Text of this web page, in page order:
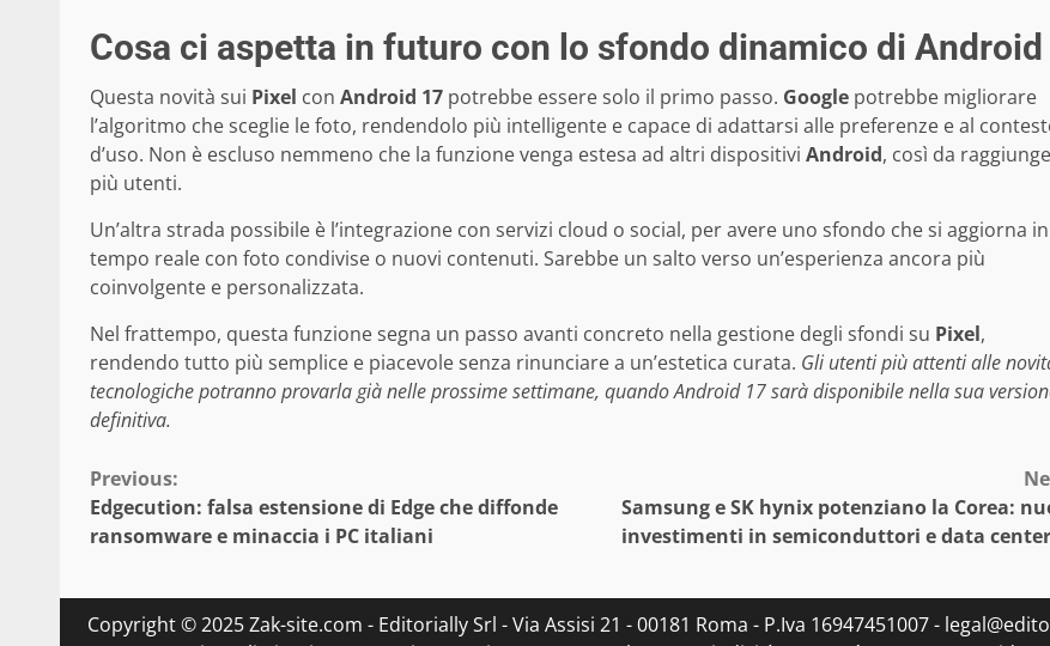
Cosa ci aspetta in futuro con lo sfondo dinamico di Android
Questa novità sui Pixel con Android 17 potrebbe essere solo il primo passo. Google potrebbe migliorare
l’algoritmo che sceglie le foto, rendendolo più intelligente e capace di adattarsi alle preferenze e al
d’uso. Non è escluso nemmeno che la funzione venga estesa ad altri dispositivi Android, così da
più utenti.
Un’altra strada possibile è l’integrazione con servizi cloud o social, per avere uno sfondo che si aggiorna in
tempo reale con foto condivise o nuovi contenuti. Sarebbe un salto verso un’esperienza ancora più
coinvolgente e personalizzata.
Nel frattempo, questa funzione segna un passo avanti concreto nella gestione degli sfondi su Pixel,
rendendo tutto più semplice e piacevole senza rinunciare a un’estetica curata. Gli utenti più attenti alle
tecnologiche potranno provarla già nelle prossime settimane, quando Android 17 sarà disponibile nella sua
definitiva.
Continue
Reading
Previous:
Edgecution: falsa estensione di Edge che diffonde
ransomware e minaccia i PC italiani
Samsung e SK hynix potenziano la Corea:
investimenti in semiconduttori e data
Copyright © 2025 Zak-site.com - Editorially Srl - Via Assisi 21 - 00181 Roma - P.Iva 16947451007 -